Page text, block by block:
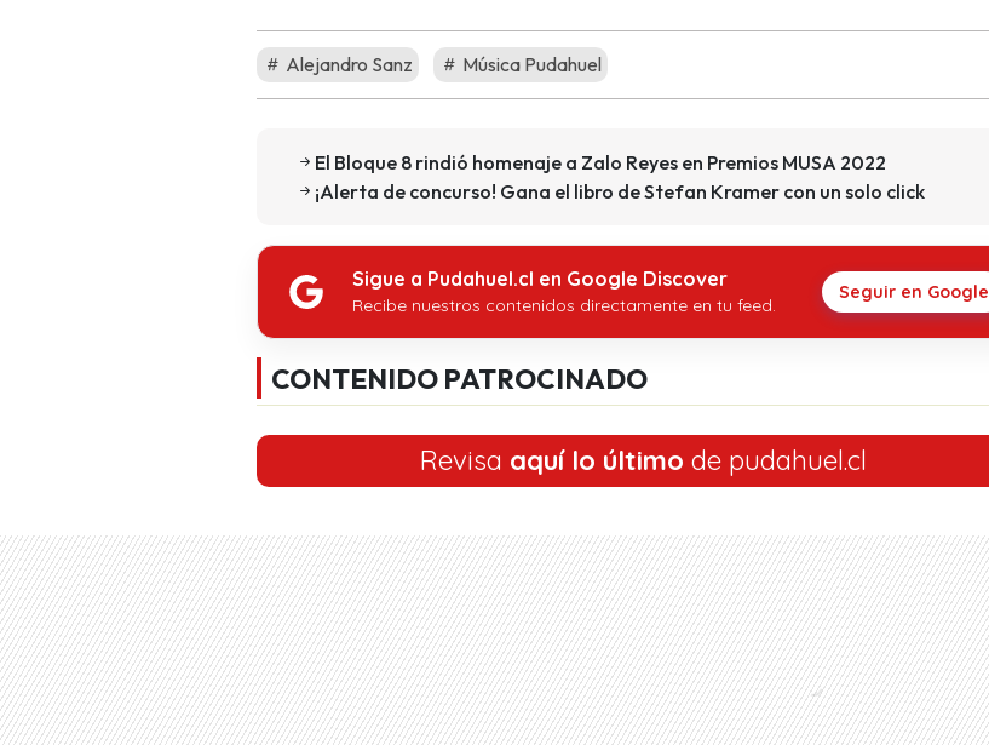
Alejandro Sanz Música Pudahuel
El Bloque 8 rindió homenaje a Zalo Reyes en Premios MUSA 2022
¡Alerta de concurso! Gana el libro de Stefan Kramer con un solo click
Sigue a Pudahuel.cl en Google Discover
Recibe nuestros contenidos directamente en tu feed.
Seguir en Google
CONTENIDO PATROCINADO
Revisa aquí lo último de pudahuel.cl